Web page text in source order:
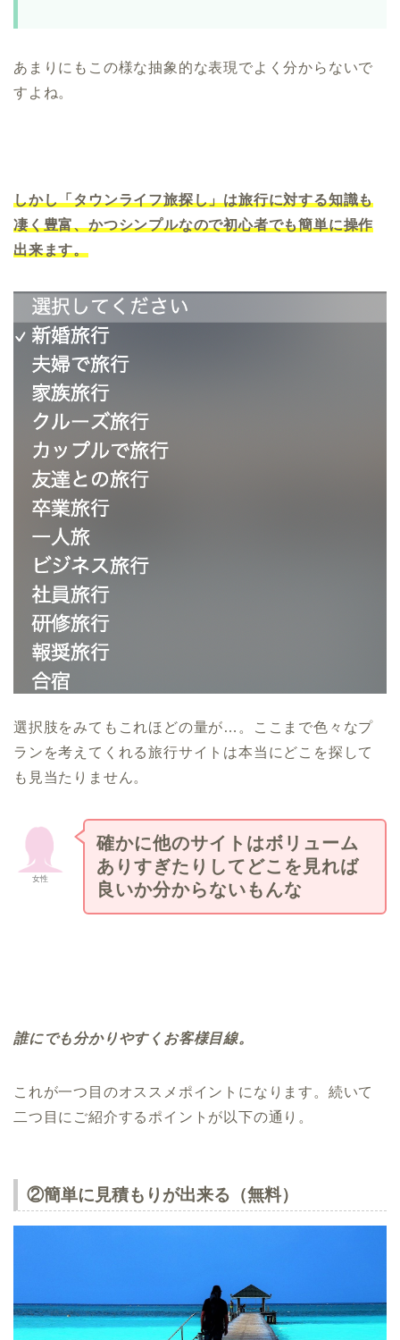
あまりにもこの様な抽象的な表現でよく分からないで
すよね。
しかし「タウンライフ旅探し」は旅行に対する知識も
凄く豊富、かつシンプルなので初心者でも簡単に操作
出来ます。
選択肢をみてもこれほどの量が…。ここまで色々なプ
ランを考えてくれる旅行サイトは本当にどこを探して
も見当たりません。
女性
確かに他のサイトはボリューム
ありすぎたりしてどこを見れば
良いか分からないもんな
誰にでも分かりやすくお客様目線。
これが一つ目のオススメポイントになります。続いて
二つ目にご紹介するポイントが以下の通り。
②簡単に見積もりが出来る（無料）